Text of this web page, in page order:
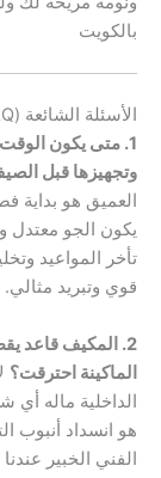
بالكويت
الأسئلة الشائعة (FAQ)
1. متى يكون
وتجهيزها قبل
العميق هو
يكون الجو معتدل
تأخر المواعيد
قوي وتبريد مثالي.
2. المكيف قاعد
الماكينة احترقت؟
الداخلية ماله أي
هو انسداد أنبوب
الفني الخبير